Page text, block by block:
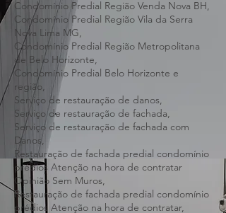
Condomínio Predial Região Pampulha BH,
Condomínio Predial Região Venda Nova BH,
Condomínio Predial Região Vila da Serra
Nova Lima MG,
Condomínio Predial Região Metropolitana
de Belo Horizonte,
Condomínio Predial Belo Horizonte e
região,
Serviço de restauração de danos,
Serviço de restauração de fachada,
Serviço de restauração de fachada com
Danos,
Restauração de fachada predial condomínio
prédios Atenção na hora de contratar
Opinião Sem Muros,